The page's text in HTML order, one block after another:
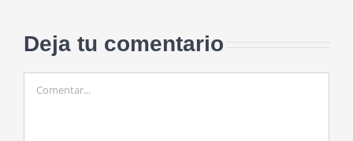
Deja tu comentario